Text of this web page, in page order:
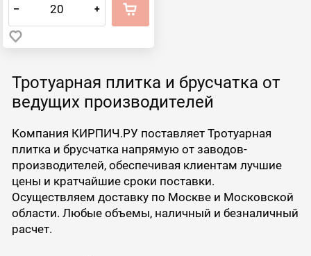
– +
Тротуарная плитка и брусчатка от
ведущих производителей
Компания КИРПИЧ.РУ поставляет Тротуарная
плитка и брусчатка напрямую от заводов-
производителей, обеспечивая клиентам лучшие
цены и кратчайшие сроки поставки.
Осуществляем доставку по Москве и Московской
области. Любые объемы, наличный и безналичный
расчет.